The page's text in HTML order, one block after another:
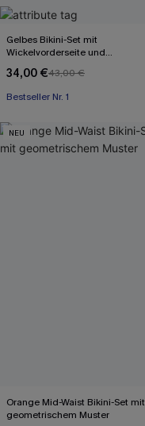
Gelbes Bikini-Set mit
Wickelvorderseite und
34,00 €43,00 €
Bestseller Nr. 1
NEU
Orange Mid-Waist Bikini-Set mit
geometrischem Muster